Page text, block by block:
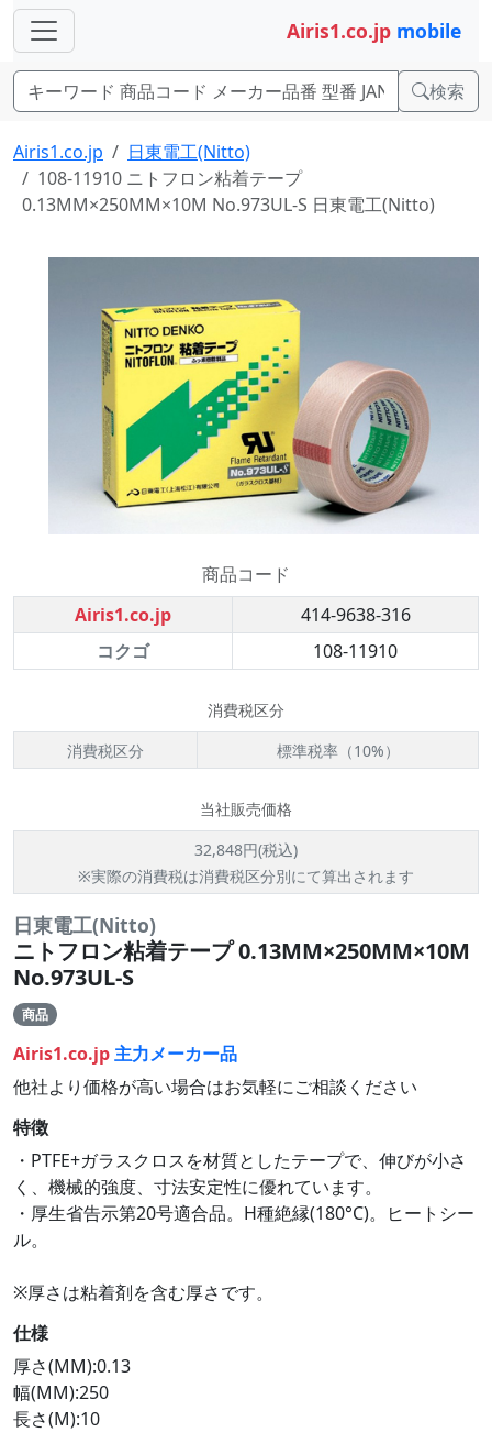
Airis1.co.jp mobile
検索
Airis1.co.jp
日東電工(Nitto)
108-11910 ニトフロン粘着テープ
0.13MM×250MM×10M No.973UL-S 日東電工(Nitto)
商品コード
Airis1.co.jp
414-9638-316
コクゴ
108-11910
消費税区分
消費税区分
標準税率（10%）
当社販売価格
32,848円(税込)
※実際の消費税は消費税区分別にて算出されます
日東電工(Nitto)
ニトフロン粘着テープ 0.13MM×250MM×10M
No.973UL-S
商品
Airis1.co.jp主力メーカー品
他社より価格が高い場合はお気軽にご相談ください
特徴
・PTFE+ガラスクロスを材質としたテープで、伸びが小さ
く、機械的強度、寸法安定性に優れています。
・厚生省告示第20号適合品。H種絶縁(180°C)。ヒートシー
ル。
※厚さは粘着剤を含む厚さです。
仕様
厚さ(MM):0.13
幅(MM):250
長さ(M):10